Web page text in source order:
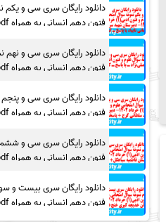
دانلود رایگان سری سی و یکم
فنون دهم انسانی به همراه pdf
دانلود رایگان سری سی و نهم
فنون دهم انسانی به همراه pdf
دانلود رایگان سری سی و
فنون دهم انسانی به همراه pdf
دانلود رایگان سری سی و
فنون دهم انسانی به همراه pdf
دانلود رایگان سری بیست و
فنون دهم انسانی به همراه pdf